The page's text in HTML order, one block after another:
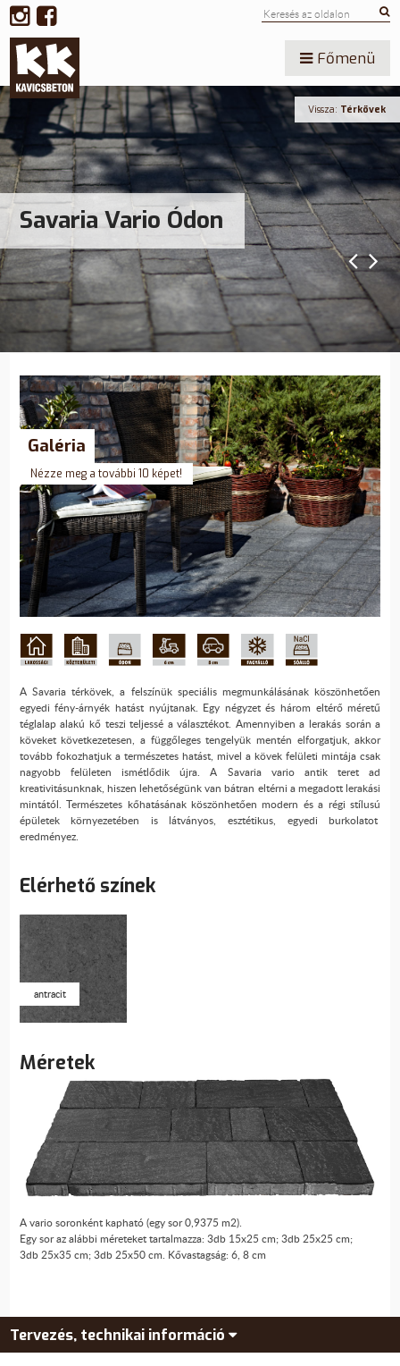
Főmenü
Savaria Vario Ódon
Vissza: Térkövek
Galéria
Nézze meg a további 10 képet!
A Savaria térkövek, a felszínük speciális megmunkálásának köszönhetően
egyedi fény-árnyék hatást nyújtanak. Egy négyzet és három eltérő méretű
téglalap alakú kő teszi teljessé a választékot. Amennyiben a lerakás során a
köveket következetesen, a függőleges tengelyük mentén elforgatjuk, akkor
tovább fokozhatjuk a természetes hatást, mivel a kövek felületi mintája csak
nagyobb felületen ismétlődik újra. A Savaria vario antik teret ad
kreativitásunknak, hiszen lehetőségünk van bátran eltérni a megadott lerakási
mintától. Természetes kőhatásának köszönhetően modern és a régi stílusú
épületek környezetében is látványos, esztétikus, egyedi burkolatot
eredményez.
Elérhető színek
antracit
Méretek
A vario soronként kapható (egy sor 0,9375 m2).
Egy sor az alábbi méreteket tartalmazza: 3db 15x25 cm; 3db 25x25 cm;
3db 25x35 cm; 3db 25x50 cm. Kővastagság: 6, 8 cm
Tervezés, technikai információ